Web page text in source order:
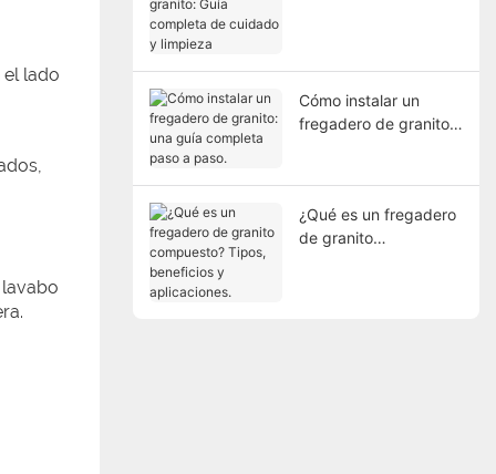
el lado
Cómo instalar un
fregadero de granito:
¿Qué es un fregadero
de granito